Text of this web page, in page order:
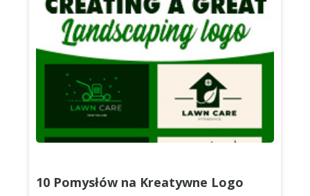
najbardziej rozpoznawalnych logotypach
literowych na świecie (w tym Chanel, IBM i
NASA). Zaczynajmy. Czym jest lo...
10 Pomysłów na Kreatywne Logo